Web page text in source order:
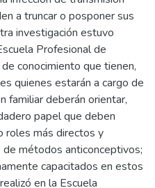
a truncar o posponer sus
investigación estuvo
Profesional de
conocimiento que tienen,
quienes estarán a cargo de
familiar deberán orientar,
papel que deben
roles más directos y
métodos anticonceptivos;
capacitados en estos
en la Escuela